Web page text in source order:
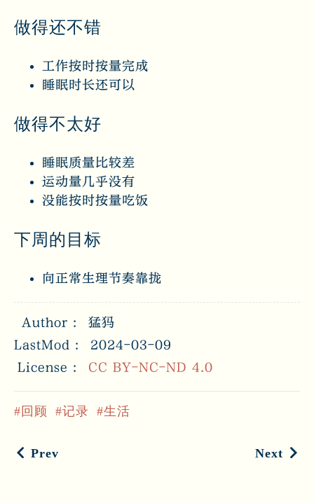
做得还不错
工作按时按量完成
睡眠时长还可以
做得不太好
睡眠质量比较差
运动量几乎没有
没能按时按量吃饭
下周的目标
向正常生理节奏靠拢
Author
猛犸
LastMod
2024-03-09
License
CC BY-NC-ND 4.0
回顾 记录 生活
Prev Next